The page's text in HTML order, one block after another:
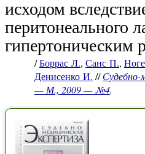
исходом
перитонеального
гипертоническим
/Боррас Л., Санс П.,
Денисенко И. //Судебно-
— М., 2009 — №4.